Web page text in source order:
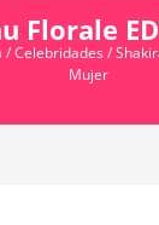
Florale
/Celebridades/
Mujer